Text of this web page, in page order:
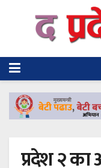
प्रदेश २ का